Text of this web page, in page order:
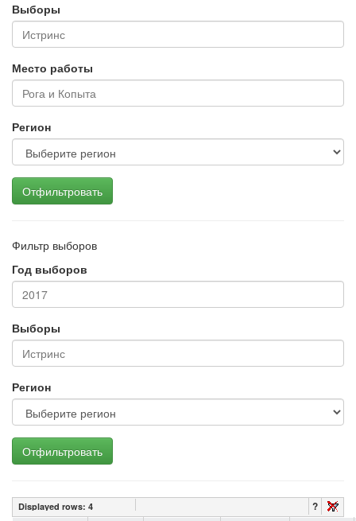
Выборы
Место работы
Регион
Отфильтровать
Фильтр выборов
Год выборов
Выборы
Регион
Отфильтровать
Displayed rows: 4 ?